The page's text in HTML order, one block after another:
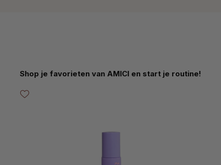
Productgalerij overslaan
Shop je favorieten van AMICI en start je routine!